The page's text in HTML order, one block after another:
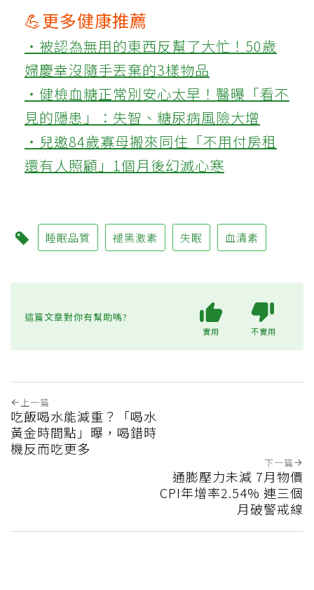
💪更多健康推薦
‧被認為無用的東西反幫了大忙！50歲
婦慶幸沒隨手丟棄的3樣物品
‧健檢血糖正常別安心太早！醫曝「看不
見的隱患」：失智、糖尿病風險大增
‧兒邀84歲寡母搬來同住「不用付房租
還有人照顧」1個月後幻滅心寒
睡眠品質 褪黑激素 失眠 血清素
這篇文章對你有幫助嗎?
實用 不實用
上一篇
吃飯喝水能減重？「喝水
黃金時間點」曝，喝錯時
機反而吃更多
下一篇
通膨壓力未減 7月物價
CPI年增率2.54% 連三個
月破警戒線